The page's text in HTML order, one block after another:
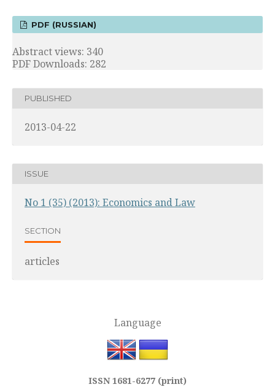
PDF (RUSSIAN)
Abstract views: 340
PDF Downloads: 282
PUBLISHED
2013-04-22
ISSUE
No 1 (35) (2013): Economics and Law
SECTION
articles
Language
ISSN 1681-6277 (print)